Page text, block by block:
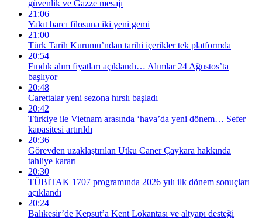
güvenlik ve Gazze mesajı
21:06
Yakıt barcı filosuna iki yeni gemi
21:00
Türk Tarih Kurumu’ndan tarihi içerikler tek platformda
20:54
Fındık alım fiyatları açıklandı… Alımlar 24 Ağustos’ta
başlıyor
20:48
Carettalar yeni sezona hırslı başladı
20:42
Türkiye ile Vietnam arasında ‘hava’da yeni dönem… Sefer
kapasitesi artırıldı
20:36
Görevden uzaklaştırılan Utku Caner Çaykara hakkında
tahliye kararı
20:30
TÜBİTAK 1707 programında 2026 yılı ilk dönem sonuçları
açıklandı
20:24
Balıkesir’de Kepsut’a Kent Lokantası ve altyapı desteği